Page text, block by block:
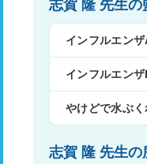
志賀 隆 先生の
インフルエン
インフルエン
やけどで水ぶ
志賀 隆 先生の